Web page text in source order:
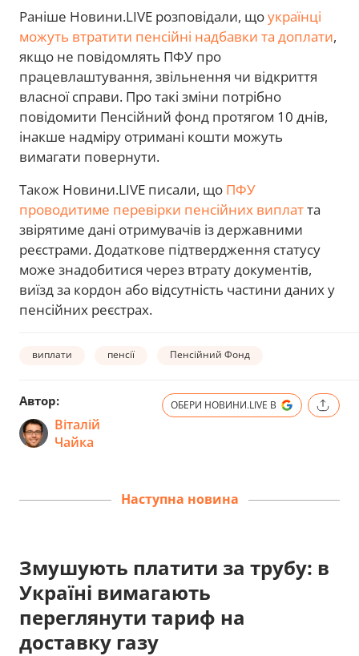
Раніше Новини.LIVE розповідали, щоукраїнці
можуть втратити пенсійні надбавки та доплати,
якщо не повідомлять ПФУ про
працевлаштування, звільнення чи відкриття
власної справи. Про такі зміни потрібно
повідомити Пенсійний фонд протягом 10 днів,
інакше надміру отримані кошти можуть
вимагати повернути.
Також Новини.LIVE писали, що ПФУ
проводитиме перевірки пенсійних виплатта
звірятиме дані отримувачів із державними
реєстрами. Додаткове підтвердження статусу
може знадобитися через втрату документів,
виїзд за кордон або відсутність частини даних у
пенсійних реєстрах.
виплати пенсії Пенсійний Фонд
Автор:
Віталій
Чайка
ОБЕРИ НОВИНИ.LIVE В
Наступна новина
Змушують платити за трубу: в
Україні вимагають
переглянути тариф на
доставку газу